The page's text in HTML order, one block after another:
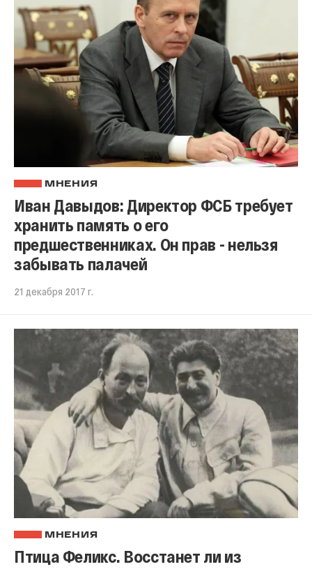
МНЕНИЯ
Иван Давыдов: Директор ФСБ требует
хранить память о его
предшественниках. Он прав - нельзя
забывать палачей
21 декабря 2017 г.
МНЕНИЯ
Птица Феликс. Восстанет ли из